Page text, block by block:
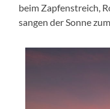
beim Zapfenstreich,
sangen der Sonne